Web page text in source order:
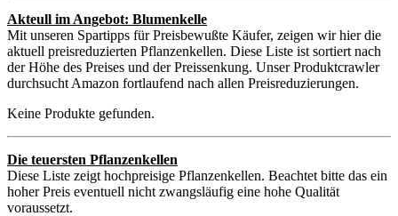
Akteull im Angebot: Blumenkelle
Mit unseren Spartipps für Preisbewußte Käufer, zeigen wir hier die
aktuell preisreduzierten Pflanzenkellen. Diese Liste ist sortiert nach
der Höhe des Preises und der Preissenkung. Unser Produktcrawler
durchsucht Amazon fortlaufend nach allen Preisreduzierungen.
Keine Produkte gefunden.
Die teuersten Pflanzenkellen
Diese Liste zeigt hochpreisige Pflanzenkellen. Beachtet bitte das ein
hoher Preis eventuell nicht zwangsläufig eine hohe Qualität
voraussetzt.